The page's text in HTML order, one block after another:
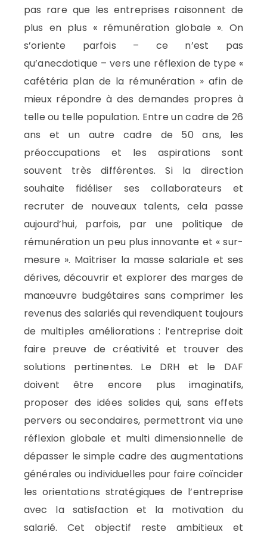
pas rare que les entreprises raisonnent de
plus en plus « rémunération globale ». On
s’oriente parfois – ce n’est pas
qu’anecdotique – vers une réflexion de type «
cafétéria plan de la rémunération » afin de
mieux répondre à des demandes propres à
telle ou telle population. Entre un cadre de 26
ans et un autre cadre de 50 ans, les
préoccupations et les aspirations sont
souvent très différentes. Si la direction
souhaite fidéliser ses collaborateurs et
recruter de nouveaux talents, cela passe
aujourd’hui, parfois, par une politique de
rémunération un peu plus innovante et « sur-
mesure ». Maîtriser la masse salariale et ses
dérives, découvrir et explorer des marges de
manœuvre budgétaires sans comprimer les
revenus des salariés qui revendiquent toujours
de multiples améliorations : l’entreprise doit
faire preuve de créativité et trouver des
solutions pertinentes. Le DRH et le DAF
doivent être encore plus imaginatifs,
proposer des idées solides qui, sans effets
pervers ou secondaires, permettront via une
réflexion globale et multi dimensionnelle de
dépasser le simple cadre des augmentations
générales ou individuelles pour faire coïncider
les orientations stratégiques de l’entreprise
avec la satisfaction et la motivation du
salarié. Cet objectif reste ambitieux et